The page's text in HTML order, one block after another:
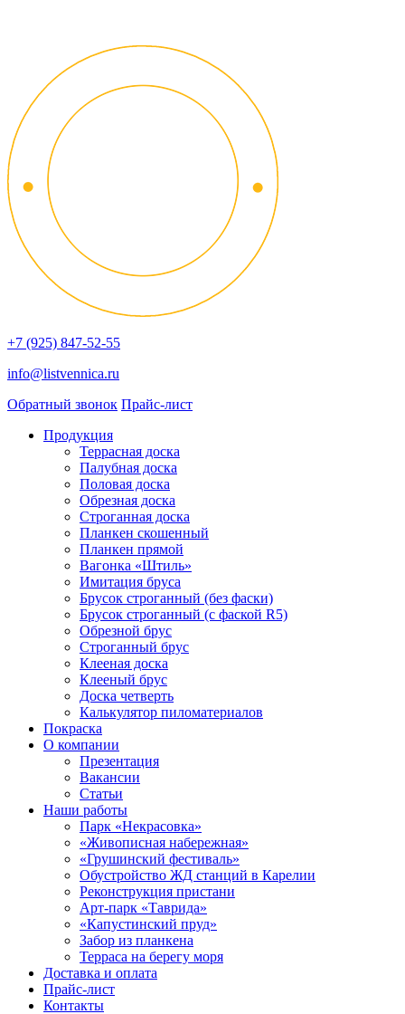
+7 (925) 847-52-55
info@listvennica.ru
Обратный звонок Прайс-лист
Продукция
Террасная доска
Палубная доска
Половая доска
Обрезная доска
Строганная доска
Планкен скошенный
Планкен прямой
Вагонка «Штиль»
Имитация бруса
Брусок строганный (без фаски)
Брусок строганный (с фаской R5)
Обрезной брус
Строганный брус
Клееная доска
Клееный брус
Доска четверть
Калькулятор пиломатериалов
Покраска
О компании
Презентация
Вакансии
Статьи
Наши работы
Парк «Некрасовка»
«Живописная набережная»
«Грушинский фестиваль»
Обустройство ЖД станций в Карелии
Реконструкция пристани
Арт-парк «Таврида»
«Капустинский пруд»
Забор из планкена
Терраса на берегу моря
Доставка и оплата
Прайс-лист
Контакты